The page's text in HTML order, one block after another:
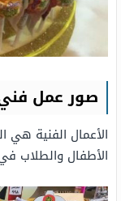
صور عمل فني
الأعمال الفنية
الأطفال والطلاب